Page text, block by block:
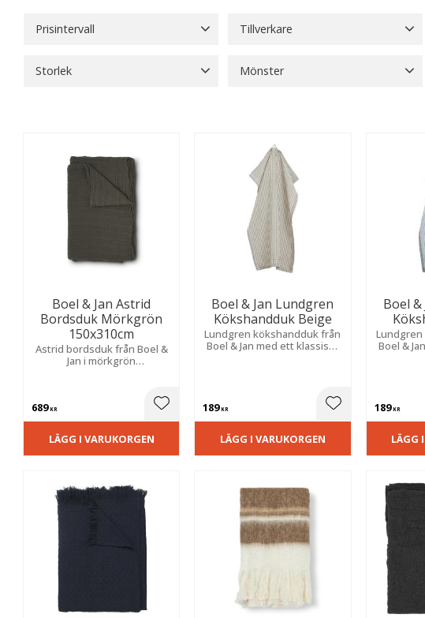
Prisintervall Tillverkare
Storlek Mönster
Boel & Jan Astrid
Bordsduk Mörkgrön
150x310cm
Astrid bordsduk från Boel &
Jan i mörkgrön
känsla av fint hantverk som
känns lyxigt i hemmet.
689KR Lägg till i favoriter
LÄGG I VARUKORGEN
Boel & Jan Lundgren
Kökshandduk Beige
Lundgren kökshandduk från
Boel & Jan med ett klassiskt
189KR Lägg till i
LÄGG I VARUKORGEN
Boel
Boel &
189KR
LÄGG